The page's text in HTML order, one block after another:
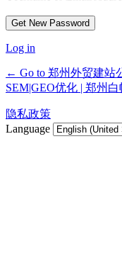
Log in
← Go to 郑州外贸建站
SEM|GEO优化 | 郑州白
隐私政策
Language